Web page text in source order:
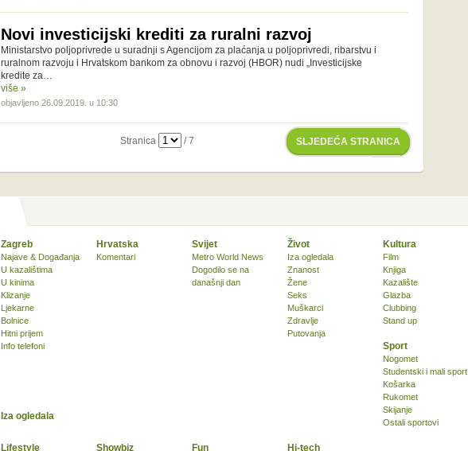
Novi investicijski krediti za ruralni razvoj
Ministarstvo poljoprivrede u suradnji s Agencijom za plaćanja u poljoprivredi, ribarstvu i
ruralnom razvoju i Hrvatskom bankom za obnovu i razvoj (HBOR) nudi „Investicijske
kredite za…
više »
objavljeno 26.09.2019. u 10:30
SLJEDEĆA STRANICA
Stranica / 7
Zagreb
Najave & Događanja
U kazalištima
U kinima
Klizanje
Ljekarne
Bolnice
Hitni prijem
Info telefoni
Hrvatska
Komentari
Svijet
Metro World News
Dogodilo se na
današnji dan
Život
Iza ogledala
Znanost
Žene
Seks
Muškarci
Zdravlje
Putovanja
Kultura
Film
Knjiga
Kazalište
Glazba
Clubbing
Stand up
Sport
Nogomet
Studentski i mali sport
Košarka
Rukomet
Skijanje
Ostali sportovi
Lifestyle Showbiz Fun
Iza ogledala
Hi-tech